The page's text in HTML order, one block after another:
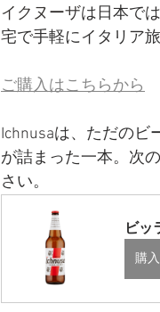
イクヌーザは日本で
宅で手軽にイタリア
ご購入はこちらから
Ichnusaは、ただのビ
が詰まった一本。次
さい。
ビッ
購